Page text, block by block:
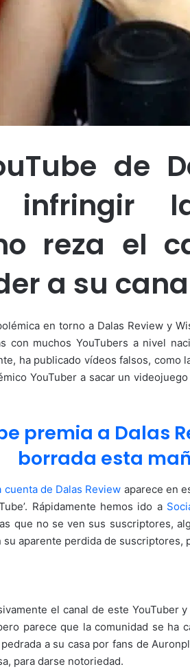
de
infringir
reza el
a su
en torno a Dalas Review y
con muchos YouTubers a nivel
ha publicado vídeos falsos, como
YouTuber a sacar un
premia a Dalas
borrada esta
cuenta de Dalas Review aparece en
Rápidamente hemos ido a
que no se ven sus suscriptores,
aparente perdida de
el canal de este YouTuber
parece que la comunidad se
a su casa por fans de
para darse notoriedad.